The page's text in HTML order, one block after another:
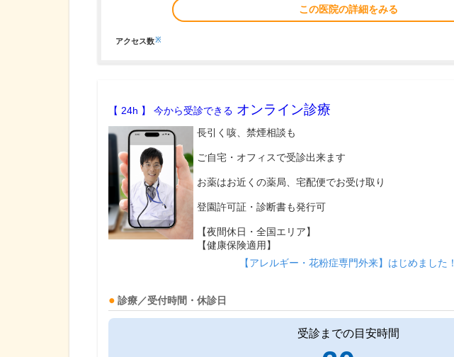
この医院の詳細をみる
アクセス数※
【 24h 】 今から受診できる オンライン診療
長引く咳、禁煙相談も
ご自宅・オフィスで受診出来ます
お薬はお近くの薬局、宅配便でお受け取り
登園許可証・診断書も発行可
【夜間休日・全国エリア】
【健康保険適用】
【アレルギー・花粉症専門外来】はじめました！
診療／受付時間・休診日
受診までの目安時間